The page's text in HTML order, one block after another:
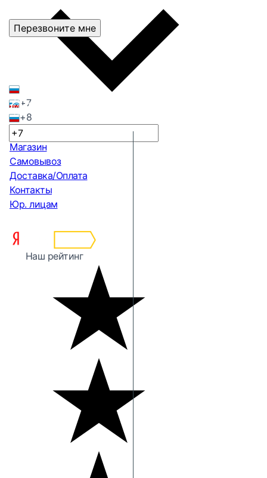
+7
+8
Перезвоните мне
Магазин
Самовывоз
Доставка/Оплата
Контакты
Юр. лицам
Наш рейтинг